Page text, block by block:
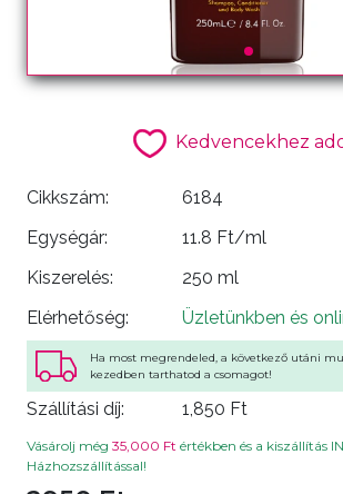
Kedvencekhez
Cikkszám:
6184
Egységár:
11.8 Ft/ml
Kiszerelés:
250 ml
Elérhetőség:
Üzletünkben és
Ha most megrendeled, a következő utáni
kezedben tarthatod a csomagot!
Szállítási díj: 1,850 Ft
Vásárolj még 35,000 Ft értékben és a kiszállítás
Házhozszállítással!